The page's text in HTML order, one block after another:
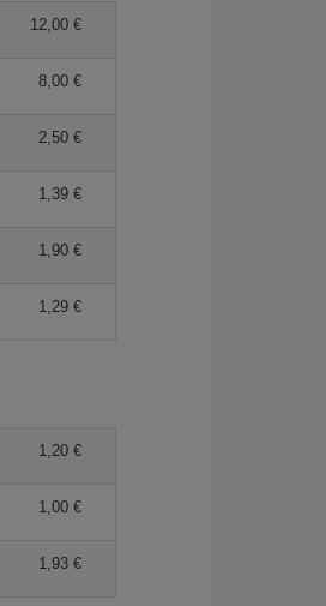
12,00 €
8,00 €
2,50 €
1,39 €
1,90 €
1,29 €
1,20 €
1,00 €
1,93 €